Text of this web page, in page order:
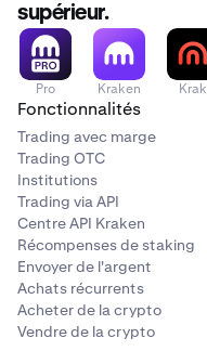
supérieur.
Pro Kraken Krak
Fonctionnalités
Trading avec marge
Trading OTC
Institutions
Trading via API
Centre API Kraken
Récompenses de staking
Envoyer de l'argent
Achats récurrents
Acheter de la crypto
Vendre de la crypto